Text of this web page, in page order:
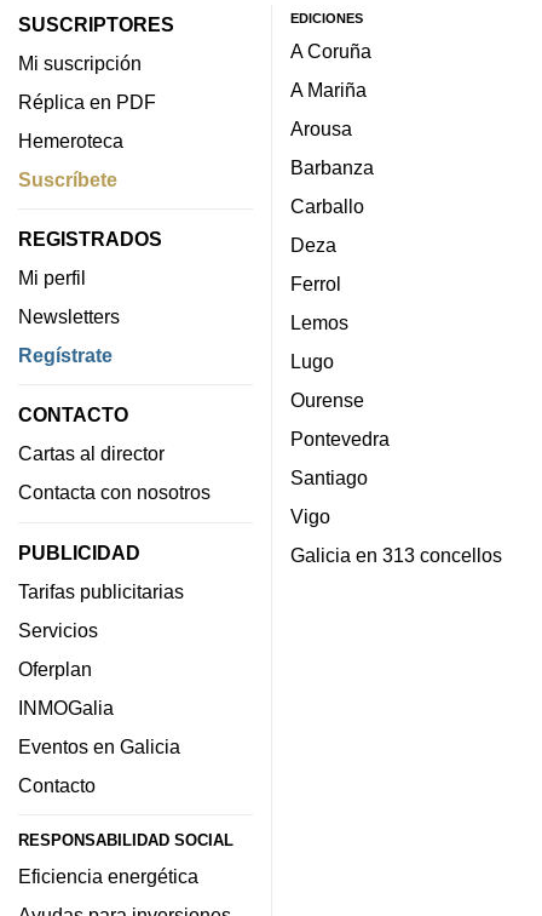
SUSCRIPTORES
Mi suscripción
Réplica en PDF
Hemeroteca
Suscríbete
REGISTRADOS
Mi perfil
Newsletters
Regístrate
CONTACTO
Cartas al director
Contacta con nosotros
PUBLICIDAD
Tarifas publicitarias
Servicios
Oferplan
INMOGalia
Eventos en Galicia
Contacto
RESPONSABILIDAD SOCIAL
Eficiencia energética
EDICIONES
A Coruña
A Mariña
Arousa
Barbanza
Carballo
Deza
Ferrol
Lemos
Lugo
Ourense
Pontevedra
Santiago
Vigo
Galicia en 313 concellos